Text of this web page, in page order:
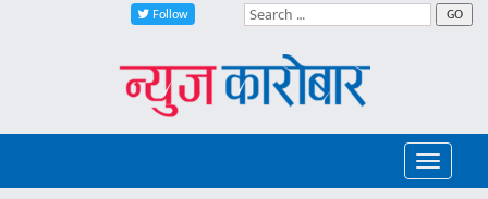
Follow GO
Toggle